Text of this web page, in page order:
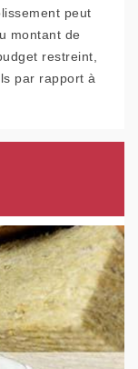
peut
montant de
restreint,
par rapport à